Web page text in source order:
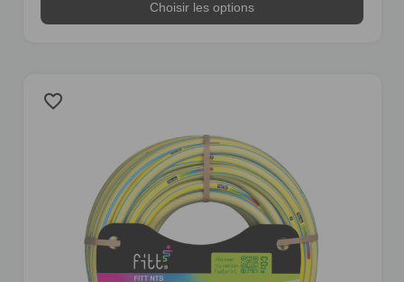
Choisir les options
favorite_border